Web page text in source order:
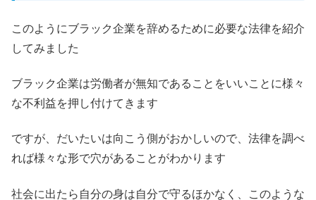
このようにブラック企業を辞めるために必要な法律を紹介
してみました
ブラック企業は労働者が無知であることをいいことに様々
な不利益を押し付けてきます
ですが、だいたいは向こう側がおかしいので、法律を調べ
れば様々な形で穴があることがわかります
社会に出たら自分の身は自分で守るほかなく、このような